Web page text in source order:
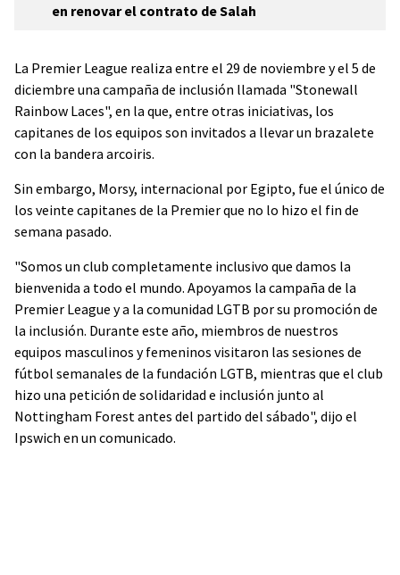
en renovar el contrato de Salah
La Premier League realiza entre el 29 de noviembre y el 5 de
diciembre una campaña de inclusión llamada "Stonewall
Rainbow Laces", en la que, entre otras iniciativas, los
capitanes de los equipos son invitados a llevar un brazalete
con la bandera arcoiris.
Sin embargo, Morsy, internacional por Egipto, fue el único de
los veinte capitanes de la Premier que no lo hizo el fin de
semana pasado.
"Somos un club completamente inclusivo que damos la
bienvenida a todo el mundo. Apoyamos la campaña de la
Premier League y a la comunidad LGTB por su promoción de
la inclusión. Durante este año, miembros de nuestros
equipos masculinos y femeninos visitaron las sesiones de
fútbol semanales de la fundación LGTB, mientras que el club
hizo una petición de solidaridad e inclusión junto al
Nottingham Forest antes del partido del sábado", dijo el
Ipswich en un comunicado.